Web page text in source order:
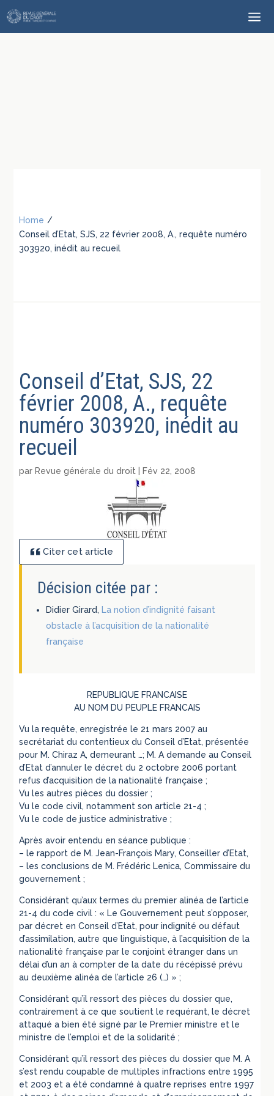
Home /
Conseil d’Etat, SJS, 22 février 2008, A., requête numéro
303920, inédit au recueil
Conseil d’Etat, SJS, 22
février 2008, A., requête
numéro 303920, inédit au
recueil
par Revue générale du droit Fév 22, 2008
Citer cet article
Décision citée par :
Didier Girard, La notion d’indignité faisant
obstacle à l’acquisition de la nationalité
française
REPUBLIQUE FRANCAISE
AU NOM DU PEUPLE FRANCAIS
Vu la requête, enregistrée le 21 mars 2007 au
secrétariat du contentieux du Conseil d’Etat, présentée
pour M. Chiraz A, demeurant …; M. A demande au Conseil
d’Etat d’annuler le décret du 2 octobre 2006 portant
refus d’acquisition de la nationalité française ;
Vu les autres pièces du dossier ;
Vu le code civil, notamment son article 21-4 ;
Vu le code de justice administrative ;
Après avoir entendu en séance publique :
– le rapport de M. Jean-François Mary, Conseiller d’Etat,
– les conclusions de M. Frédéric Lenica, Commissaire du
gouvernement ;
Considérant qu’aux termes du premier alinéa de l’article
21-4 du code civil : « Le Gouvernement peut s’opposer,
par décret en Conseil d’Etat, pour indignité ou défaut
d’assimilation, autre que linguistique, à l’acquisition de la
nationalité française par le conjoint étranger dans un
délai d’un an à compter de la date du récépissé prévu
au deuxième alinéa de l’article 26 (…) » ;
Considérant qu’il ressort des pièces du dossier que,
contrairement à ce que soutient le requérant, le décret
attaqué a bien été signé par le Premier ministre et le
ministre de l’emploi et de la solidarité ;
Considérant qu’il ressort des pièces du dossier que M. A
s’est rendu coupable de multiples infractions entre 1995
et 2003 et a été condamné à quatre reprises entre 1997